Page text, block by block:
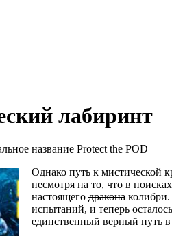
лабиринт
название Protect the POD
Однако путь к мистической
несмотря на то, что в
настоящего дракона
испытаний, и теперь
единственный верный путь